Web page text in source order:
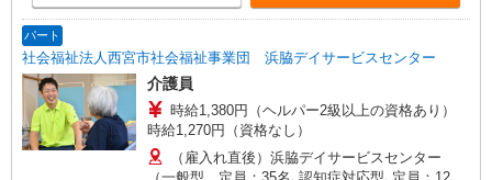
パート
社会福祉法人西宮市社会福祉事業団 浜脇デイサービスセンター
介護員
時給1,380円（ヘルパー2級以上の資格あり）
時給1,270円（資格なし）
（雇入れ直後）浜脇デイサービスセンター